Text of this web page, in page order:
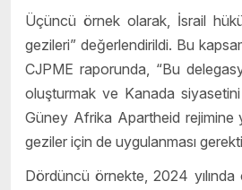
Üçüncü örnek olarak, İsrail
gezileri” değerlendirildi. Bu
CJPME raporunda, “Bu
oluşturmak ve Kanada
Güney Afrika Apartheid rejimine
geziler için de uygulanması
Dördüncü örnekte, 2024 yılında